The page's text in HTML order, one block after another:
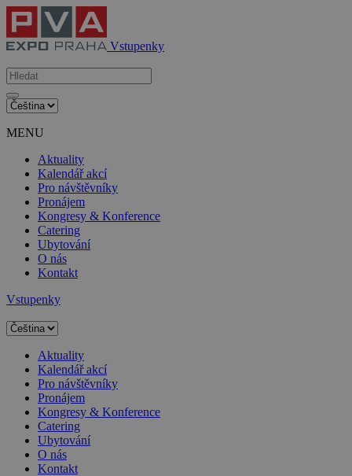
Vstupenky
MENU
Aktuality
Kalendář akcí
Pro návštěvníky
Pronájem
Kongresy & Konference
Catering
Ubytování
O nás
Kontakt
Vstupenky
Aktuality
Kalendář akcí
Pro návštěvníky
Pronájem
Kongresy & Konference
Catering
Ubytování
O nás
Kontakt